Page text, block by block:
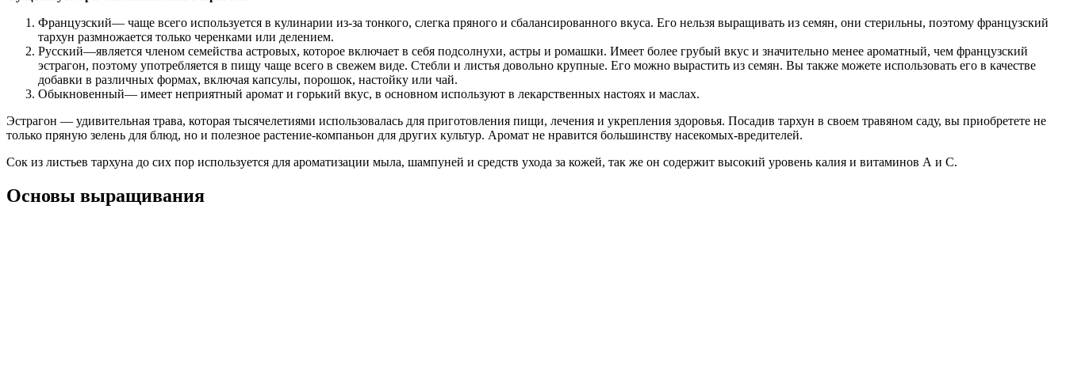
Французский— чаще всего используется в кулинарии из-за тонкого, слегка пряного и сбалансированного вкуса. Его нельзя выращивать из семян, они стерильны, поэтому французский
тархун размножается только черенками или делением.
Русский—является членом семейства астровых, которое включает в себя подсолнухи, астры и ромашки. Имеет более грубый вкус и значительно менее ароматный, чем французский
эстрагон, поэтому употребляется в пищу чаще всего в свежем виде. Стебли и листья довольно крупные. Его можно вырастить из семян. Вы также можете использовать его в качестве
добавки в различных формах, включая капсулы, порошок, настойку или чай.
Обыкновенный— имеет неприятный аромат и горький вкус, в основном используют в лекарственных настоях и маслах.
Эстрагон — удивительная трава, которая тысячелетиями использовалась для приготовления пищи, лечения и укрепления здоровья. Посадив тархун в своем травяном саду, вы приобретете не
только пряную зелень для блюд, но и полезное растение-компаньон для других культур. Аромат не нравится большинству насекомых-вредителей.
Сок из листьев тархуна до сих пор используется для ароматизации мыла, шампуней и средств ухода за кожей, так же он содержит высокий уровень калия и витаминов А и С.
Основы выращивания